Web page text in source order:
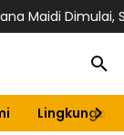
Dimulai,
Lingkungan